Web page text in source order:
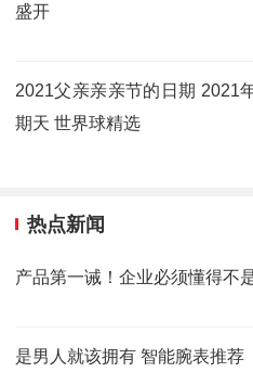
盛开
2021父亲亲亲节的日期 2021
期天 世界球精选
热点新闻
产品第一诫！企业必须懂得不
是男人就该拥有 智能腕表推荐